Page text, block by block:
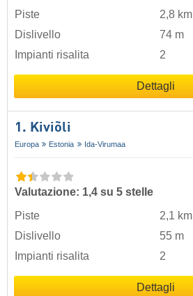
Piste
2,8 km
Dislivello
74 m
Impianti risalita
2
Dettagli
1. Kiviõli
Europa Estonia Ida-Virumaa
Valutazione: 1,4 su 5 stelle
Piste
2,1 km
Dislivello
55 m
Impianti risalita
2
Dettagli